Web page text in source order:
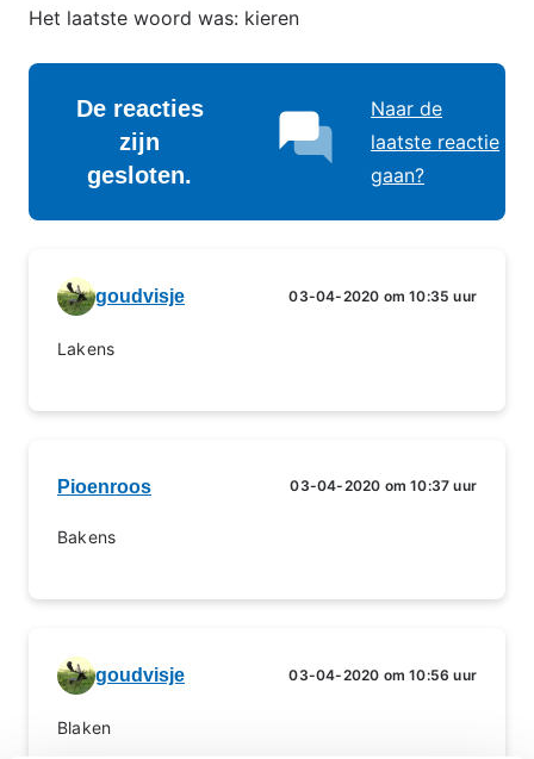
Het laatste woord was: kieren
De reacties
zijn
gesloten.
Naar de
laatste reactie
gaan?
goudvisje 03-04-2020 om 10:35 uur
Lakens
Pioenroos 03-04-2020 om 10:37 uur
Bakens
goudvisje 03-04-2020 om 10:56 uur
Blaken